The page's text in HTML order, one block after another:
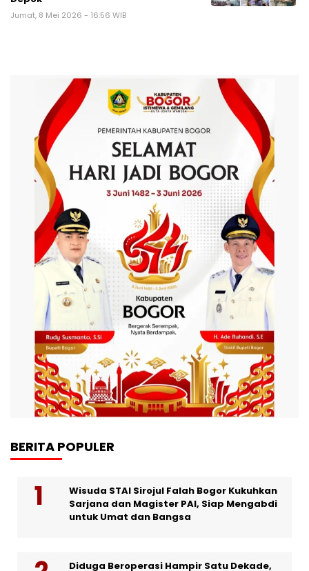
Jumat, 8 Mei 2026 - 16:56 WIB
BERITA POPULER
Wisuda STAI Sirojul Falah Bogor Kukuhkan
Sarjana dan Magister PAI, Siap Mengabdi
untuk Umat dan Bangsa
Diduga Beroperasi Hampir Satu Dekade,